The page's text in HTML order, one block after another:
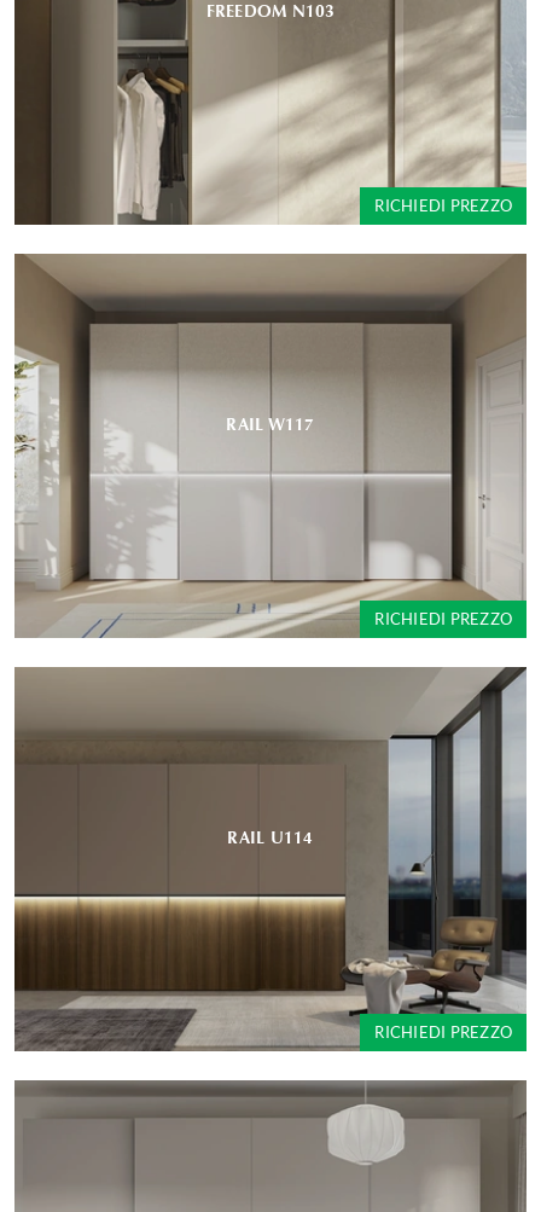
FREEDOM N103
RICHIEDI PREZZO
RAIL W117
RICHIEDI PREZZO
RAIL U114
RICHIEDI PREZZO